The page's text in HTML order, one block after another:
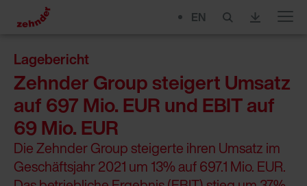
EN Menu
Lagebericht
Zehnder Group steigert Umsatz
auf 697 Mio. EUR und EBIT auf
69 Mio. EUR
Die Zehnder Group steigerte ihren Umsatz im
Geschäftsjahr 2021 um 13% auf 697.1 Mio. EUR.